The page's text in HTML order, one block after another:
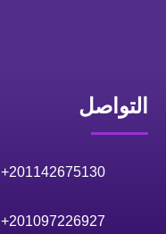
التواصل
201142675130
+
201097226927
+